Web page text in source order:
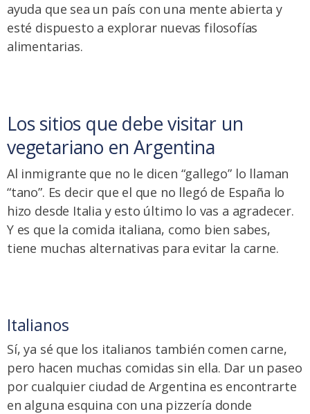
ayuda que sea un país con una mente abierta y
esté dispuesto a explorar nuevas filosofías
alimentarias.
Los sitios que debe visitar un
vegetariano en Argentina
Al inmigrante que no le dicen “gallego” lo llaman
“tano”. Es decir que el que no llegó de España lo
hizo desde Italia y esto último lo vas a agradecer.
Y es que la comida italiana, como bien sabes,
tiene muchas alternativas para evitar la carne.
Italianos
Sí, ya sé que los italianos también comen carne,
pero hacen muchas comidas sin ella. Dar un paseo
por cualquier ciudad de Argentina es encontrarte
en alguna esquina con una pizzería donde